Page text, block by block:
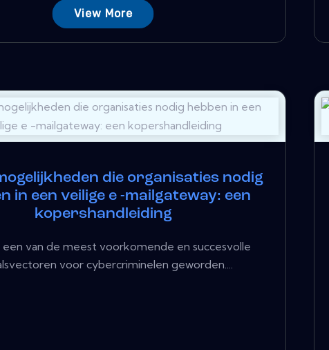
View More
die organisaties nodig
in een veilige e -mailgateway: een
kopershandleiding
een van de meest voorkomende en succesvolle
voor cybercriminelen geworden....